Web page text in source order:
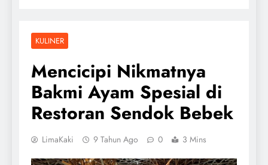
KULINER
Mencicipi Nikmatnya
Bakmi Ayam Spesial di
Restoran Sendok Bebek
LimaKaki 9 Tahun Ago 0 3 Mins